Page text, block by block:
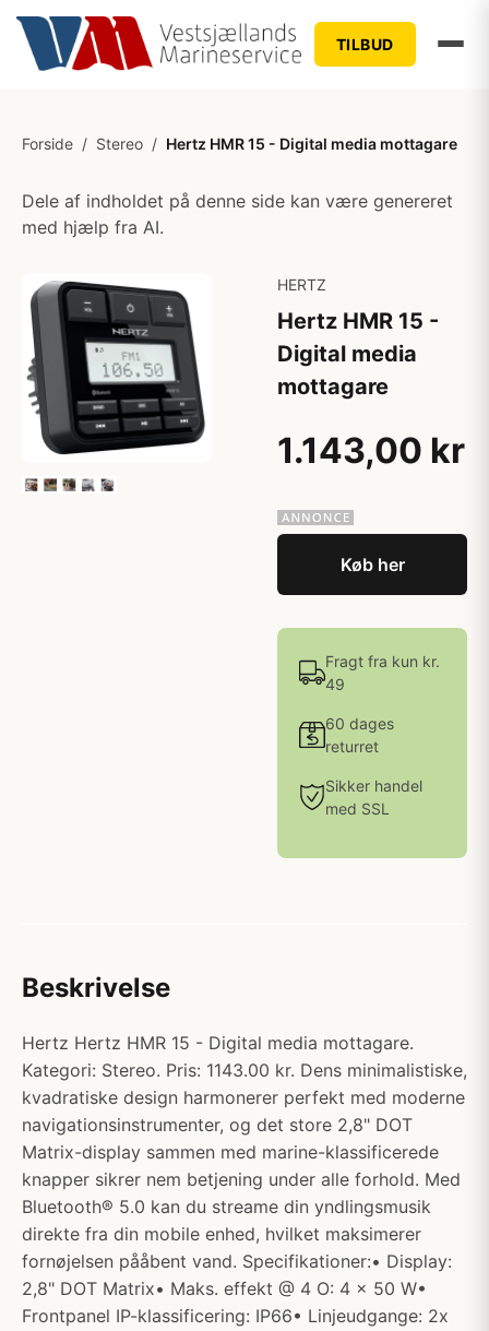
TILBUD
Forside / Stereo / Hertz HMR 15 - Digital media mottagare
Dele af indholdet på denne side kan være genereret
med hjælp fra AI.
HERTZ
Hertz HMR 15 -
Digital media
mottagare
1.143,00 kr
Køb her
Fragt fra kun kr.
49
60 dages
returret
Sikker handel
med SSL
Beskrivelse
Hertz Hertz HMR 15 - Digital media mottagare.
Kategori: Stereo. Pris: 1143.00 kr. Dens minimalistiske,
kvadratiske design harmonerer perfekt med moderne
navigationsinstrumenter, og det store 2,8" DOT
Matrix-display sammen med marine-klassificerede
knapper sikrer nem betjening under alle forhold. Med
Bluetooth® 5.0 kan du streame din yndlingsmusik
direkte fra din mobile enhed, hvilket maksimerer
fornøjelsen pååbent vand. Specifikationer:• Display:
2,8" DOT Matrix• Maks. effekt @ 4 O: 4 x 50 W•
Frontpanel IP-klassificering: IP66• Linjeudgange: 2x